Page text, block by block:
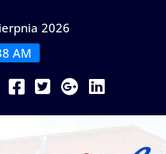
2026
AM